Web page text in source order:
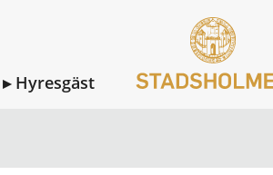
Hyresgäst